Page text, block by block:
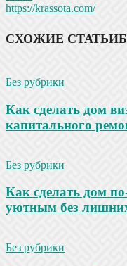
https://krassota.com/
СХОЖИЕ СТАТЬИ
Без рубрики
Как сделать дом
капитального
Без рубрики
Как сделать дом
уютным без
Без рубрики